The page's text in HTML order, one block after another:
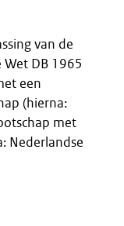
van de
DB 1965
een
(hierna:
met
Nederlandse